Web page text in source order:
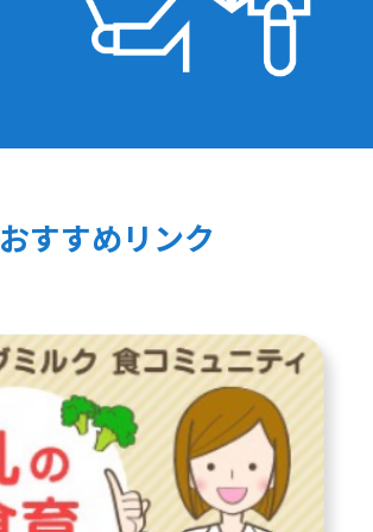
おすすめリンク